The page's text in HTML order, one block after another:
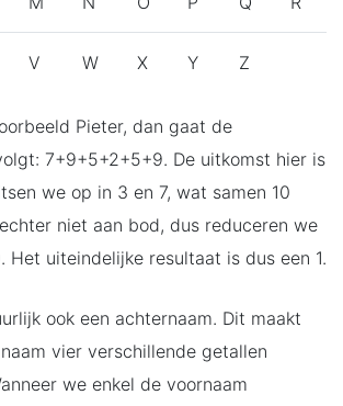
V W X Y Z
Pieter, dan gaat de
7+9+5+2+5+9. De uitkomst hier is
we op in 3 en 7, wat samen 10
niet aan bod, dus reduceren we
Het uiteindelijke resultaat is dus een 1.
ook een achternaam. Dit maakt
vier verschillende getallen
we enkel de voornaam